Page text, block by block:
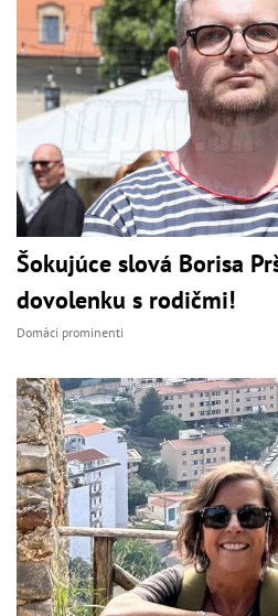
Šokujúce slová Borisa
dovolenku s rodičmi!
Domáci prominenti